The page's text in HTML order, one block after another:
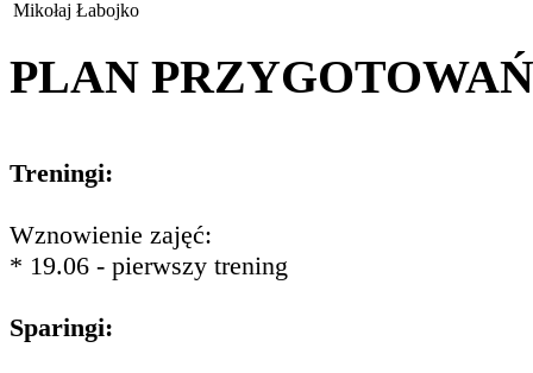
Mikołaj Łabojko
PLAN PRZYGOTOWAŃ
Treningi:
Wznowienie zajęć:
* 19.06 - pierwszy trening
Sparingi: